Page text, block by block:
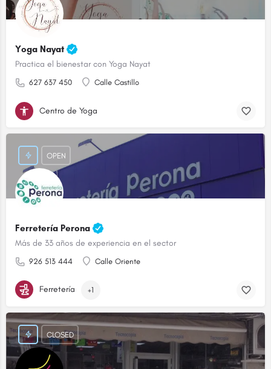
Yoga Nayat
Practica el bienestar con Yoga Nayat
627 637 450 Calle Castillo
Centro de Yoga
Ferretería Perona
Más de 33 años de experiencia en el sector
926 513 444 Calle Oriente
OPEN
Ferretería +1
CLOSED